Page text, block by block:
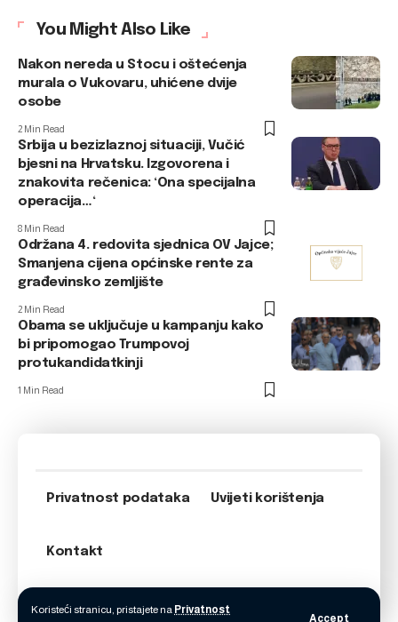
Koristeći stranicu, pristajete na Privatnost
Accept
You Might Also Like
Nakon nereda u Stocu i oštećenja
murala o Vukovaru, uhićene dvije
osobe
2 Min Read
Srbija u bezizlaznoj situaciji, Vučić
bjesni na Hrvatsku. Izgovorena i
znakovita rečenica: ‘Ona specijalna
operacija…‘
8 Min Read
Održana 4. redovita sjednica OV Jajce;
Smanjena cijena općinske rente za
građevinsko zemljište
2 Min Read
Obama se uključuje u kampanju kako
bi pripomogao Trumpovoj
protukandidatkinji
1 Min Read
Privatnost podataka Uvijeti korištenja
Kontakt